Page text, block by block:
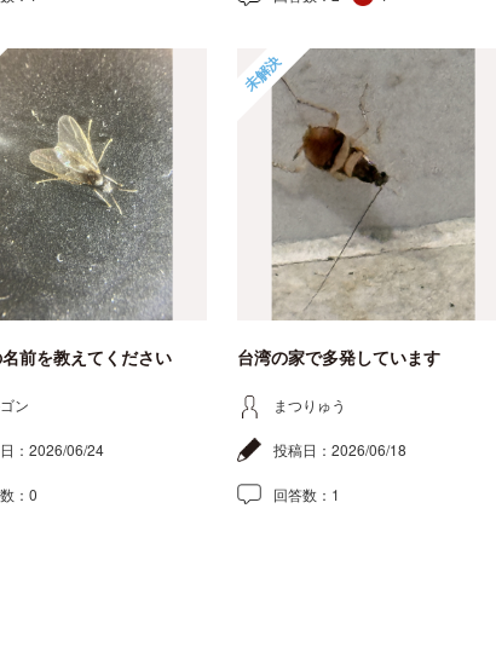
前を教えてください
ン
： 2026/06/24
： 0
未解決
台湾の家で多発しています
まつりゅう
投稿日： 2026/06/18
回答数： 1